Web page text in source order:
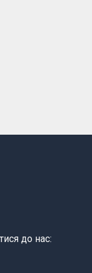
до нас: